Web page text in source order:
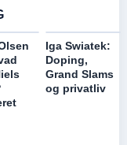
Iga Swiatek:
Doping,
Grand Slams
og privatliv